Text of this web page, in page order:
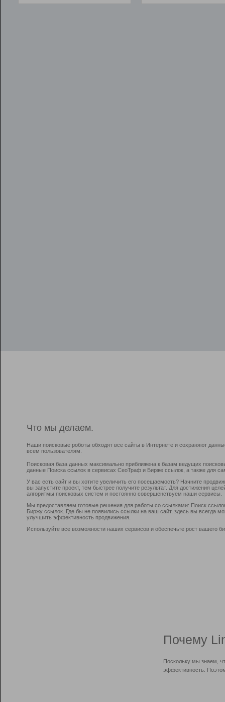
Что мы делаем.
Наши поисковые роботы обходят все сайты в Интернете и сохраняют
всем пользователям.
Поисковая база данных максимально приближена к базам ведущих
данные Поиска ссылок в сервисах СеоТраф и Бирже ссылок, а также для
У вас есть сайт и вы хотите увеличить его посещаемость? Начните
вы запустите проект, тем быстрее получите результат. Для достижения
алгоритмы поисковых систем и постоянно совершенствуем наши сервисы.
Мы предоставляем готовые решения для работы со ссылками: Поиск
Биржу ссылок. Где бы не появились ссылки на ваш сайт, здесь вы всегда
улучшить эффективность продвижения.
Используйте все возможности наших сервисов и обеспечьте рост вашего
Почему
Поскольку мы знаем,
эффективность.